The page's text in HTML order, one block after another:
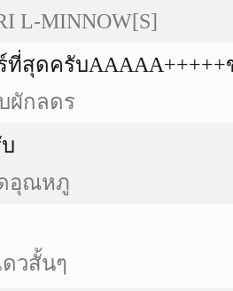
L-MINNOW[S]
ที่สุดครับ
ผักลดร
อุณหภู
วสั้นๆ